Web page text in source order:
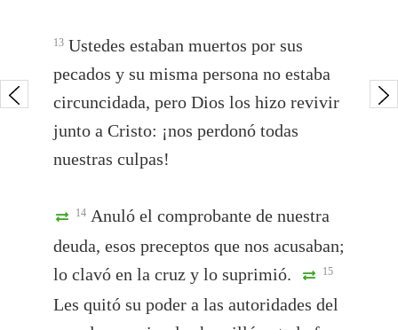
13 Ustedes estaban muertos por sus
pecados y su misma persona no estaba
circuncidada, pero Dios los hizo revivir
junto a Cristo: ¡nos perdonó todas
nuestras culpas!
14 Anuló el comprobante de nuestra
deuda, esos preceptos que nos acusaban;
lo clavó en la cruz y lo suprimió.
15
Les quitó su poder a las autoridades del